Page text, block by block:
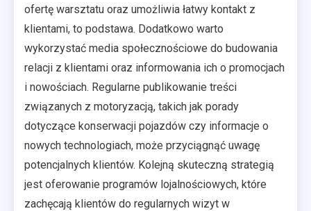
ofertę warsztatu oraz umożliwia łatwy kontakt z
klientami, to podstawa. Dodatkowo warto
wykorzystać media społecznościowe do budowania
relacji z klientami oraz informowania ich o promocjach
i nowościach. Regularne publikowanie treści
związanych z motoryzacją, takich jak porady
dotyczące konserwacji pojazdów czy informacje o
nowych technologiach, może przyciągnąć uwagę
potencjalnych klientów. Kolejną skuteczną strategią
jest oferowanie programów lojalnościowych, które
zachęcają klientów do regularnych wizyt w